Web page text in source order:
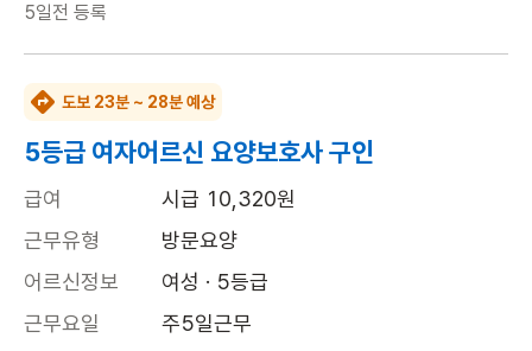
5일전 등록
도보 23분 ~ 28분 예상
5등급 여자어르신 요양보호사 구인
급여
시급 10,320원
근무유형
방문요양
어르신정보
여성 · 5등급
근무요일
주5일근무